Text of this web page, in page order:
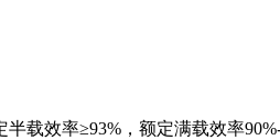
半载效率≥93%，额定满载效率